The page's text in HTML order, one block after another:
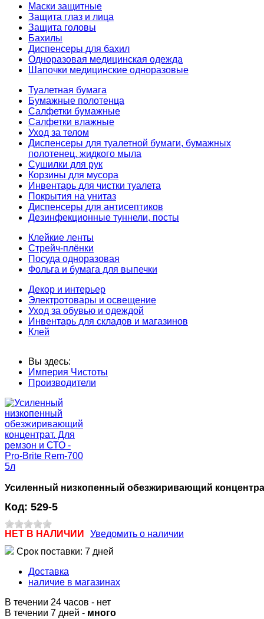
Маски защитные
Защита глаз и лица
Защита головы
Бахилы
Диспенсеры для бахил
Одноразовая медицинская одежда
Шапочки медицинские одноразовые
Туалетная бумага
Бумажные полотенца
Салфетки бумажные
Салфетки влажные
Уход за телом
Диспенсеры для туалетной бумаги, бумажных
полотенец, жидкого мыла
Сушилки для рук
Корзины для мусора
Инвентарь для чистки туалета
Покрытия на унитаз
Диспенсеры для антисептиков
Дезинфекционные туннели, посты
Клейкие ленты
Стрейч-плёнки
Посуда одноразовая
Фольга и бумага для выпечки
Декор и интерьер
Электротовары и освещение
Уход за обувью и одеждой
Инвентарь для складов и магазинов
Клей
Вы здесь:
Империя Чистоты
Производители
Усиленный низкопенный обезжиривающий
Код: 529-5
НЕТ В НАЛИЧИИ
Уведомить о наличии
Срок поставки: 7 дней
Доставка
наличие в магазинах
В течении 24 часов - нет
В течении 7 дней - много